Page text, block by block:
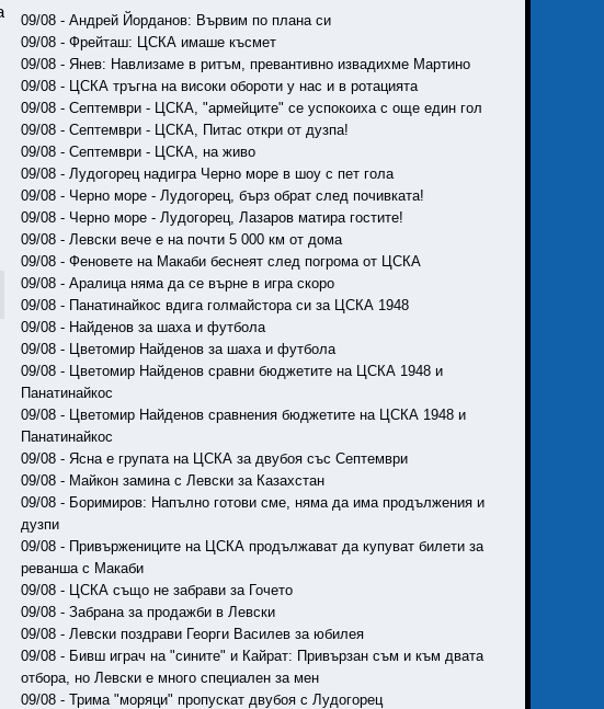
09/08 - Андрей Йорданов: Вървим по плана си
09/08 - Фрейташ: ЦСКА имаше късмет
09/08 - Янев: Навлизаме в ритъм, превантивно извадихме Мартино
09/08 - ЦСКА тръгна на високи обороти у нас и в ротацията
09/08 - Септември - ЦСКА, "армейците" се успокоиха с още един гол
09/08 - Септември - ЦСКА, Питас откри от дузпа!
09/08 - Септември - ЦСКА, на живо
09/08 - Лудогорец надигра Черно море в шоу с пет гола
09/08 - Черно море - Лудогорец, бърз обрат след почивката!
09/08 - Черно море - Лудогорец, Лазаров матира гостите!
09/08 - Левски вече е на почти 5 000 км от дома
09/08 - Феновете на Макаби беснеят след погрома от ЦСКА
09/08 - Аралица няма да се върне в игра скоро
09/08 - Панатинайкос вдига голмайстора си за ЦСКА 1948
09/08 - Найденов за шаха и футбола
09/08 - Цветомир Найденов за шаха и футбола
09/08 - Цветомир Найденов сравни бюджетите на ЦСКА 1948 и
Панатинайкос
09/08 - Цветомир Найденов сравнения бюджетите на ЦСКА 1948 и
Панатинайкос
09/08 - Ясна е групата на ЦСКА за двубоя със Септември
09/08 - Майкон замина с Левски за Казахстан
09/08 - Боримиров: Напълно готови сме, няма да има продължения и
дузпи
09/08 - Привържениците на ЦСКА продължават да купуват билети за
реванша с Макаби
09/08 - ЦСКА също не забрави за Гочето
09/08 - Забрана за продажби в Левски
09/08 - Левски поздрави Георги Василев за юбилея
09/08 - Бивш играч на "сините" и Кайрат: Привързан съм и към двата
отбора, но Левски е много специален за мен
09/08 - Трима "моряци" пропускат двубоя с Лудогорец